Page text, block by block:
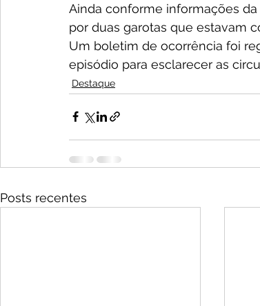
Ainda conforme informações
por duas garotas que estavam
Um boletim de ocorrência foi
episódio para esclarecer as
Destaque
Posts recentes